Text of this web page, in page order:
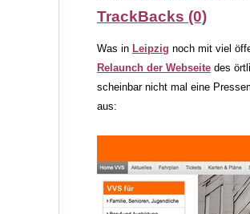
TrackBacks (0)
Was in Leipzig noch mit viel
Relaunch der Webseite des
scheinbar nicht mal eine
aus: